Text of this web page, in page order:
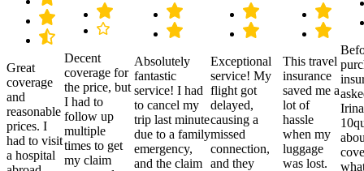
Great
coverage
and
reasonable
prices. I
had to visit
a hospital
Decent
coverage for
the price, but
I had to
follow up
multiple
times to get
my claim
Absolutely
fantastic
service! I had
to cancel my
trip last minute
due to a family
emergency,
and the claim
Exceptional
service! My
flight got
delayed,
causing a
missed
connection,
and they
This travel
insurance
saved me a
lot of
hassle
when my
luggage
was lost.